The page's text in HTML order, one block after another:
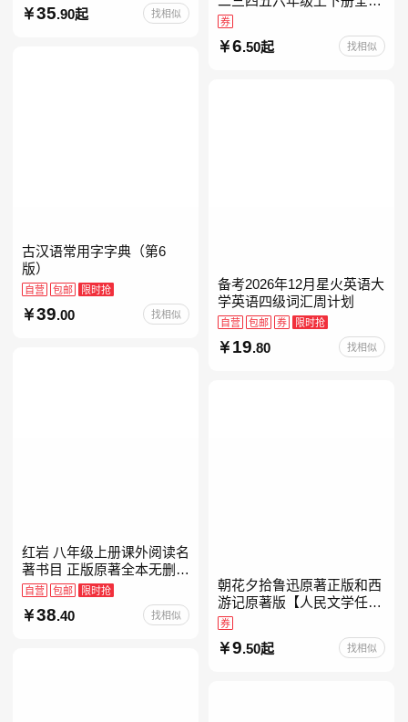
35.90起 找相似
人教版读读童谣和儿歌小鲤
鱼跳龙门和大人一起读中国
古代寓言安徒生童话学生阅
券
6.50起 找相似
古汉语常用字字典（第6
版）
自营 包邮 限时抢
39.00 找相似
备考2026年12月星火英语大
学英语四级词汇周计划
自营 包邮 券 限时抢
19.80 找相似
红岩 八年级上册课外阅读名
著书目 正版原著全本无删减
罗广斌杨益言著爱国主义红
色经典书籍初中生课外书中
国青年出版社
自营 包邮 限时抢
38.40 找相似
朝花夕拾鲁迅原著正版和西
游记原著版【人民文学任
选】七年级上册全新升级新
增思维导图必读正版课外书
初中名著语文书目初一课外
券
9.50起 找相似